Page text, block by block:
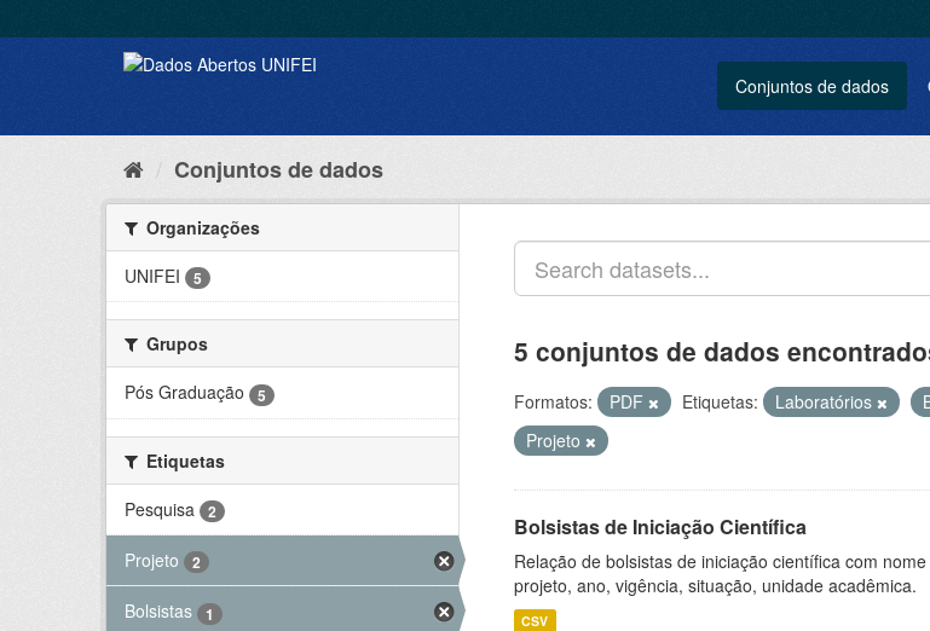
Conjuntos de dados
Conjuntos de dados
Organizações
UNIFEI
5
Grupos
Pós Graduação
5
Etiquetas
Pesquisa
2
Projeto 2
Bolsistas 1
5 conjuntos de dados
Formatos: PDF Etiquetas: Laboratórios
Projeto
Bolsistas de Iniciação Científica
Relação de bolsistas de iniciação científica com
projeto, ano, vigência, situação, unidade acadêmica.
CSV